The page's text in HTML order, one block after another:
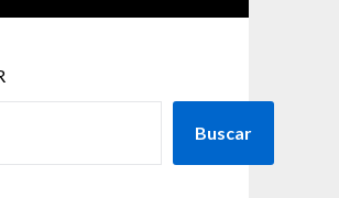
Buscar